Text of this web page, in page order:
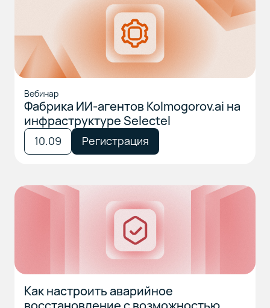
Вебинар
Фабрика ИИ-агентов Kolmogorov.ai на
инфраструктуре Selectel
10.09 Регистрация
Как настроить аварийное